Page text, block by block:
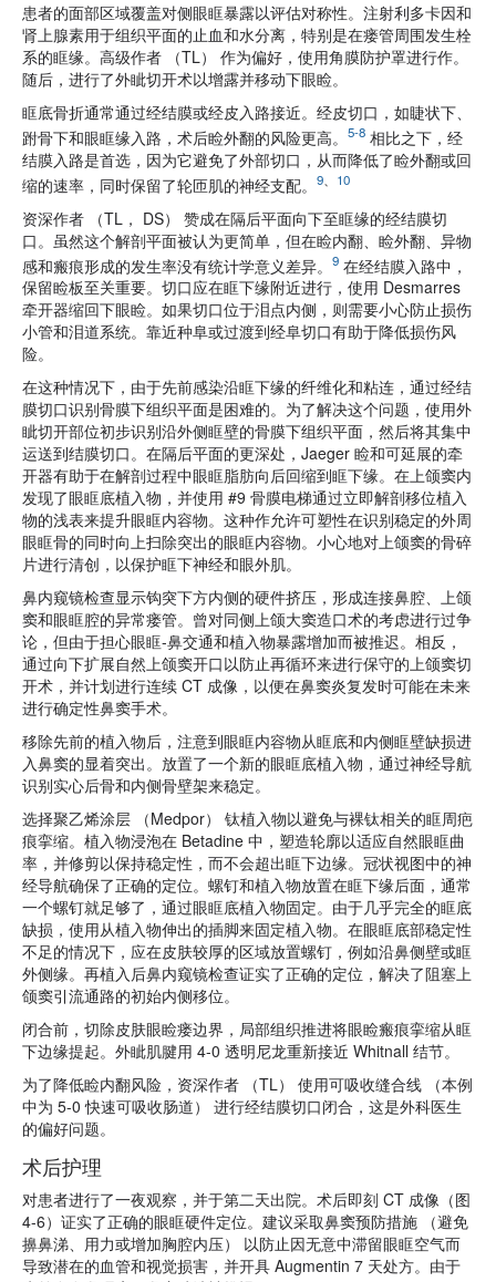
患者的面部区域覆盖对侧眼眶暴露以评估对称性。注射利多卡因和
肾上腺素用于组织平面的止血和水分离，特别是在瘘管周围发生栓
系的眶缘。高级作者 （TL） 作为偏好，使用角膜防护罩进行作。
随后，进行了外眦切开术以增露并移动下眼睑。
眶底骨折通常通过经结膜或经皮入路接近。经皮切口，如睫状下、
跗骨下和眼眶缘入路，术后睑外翻的风险更高。
5-8 相比之下，经
结膜入路是首选，因为它避免了外部切口，从而降低了睑外翻或回
缩的速率，同时保留了轮匝肌的神经支配。
9 10
资深作者 （TL， DS） 赞成在隔后平面向下至眶缘的经结膜切
口。虽然这个解剖平面被认为更简单，但在睑内翻、睑外翻、异物
感和瘢痕形成的发生率没有统计学意义差异。
9 在经结膜入路中，
保留睑板至关重要。切口应在眶下缘附近进行，使用 Desmarres
牵开器缩回下眼睑。如果切口位于泪点内侧，则需要小心防止损伤
小管和泪道系统。靠近种阜或过渡到经阜切口有助于降低损伤风
险。
在这种情况下，由于先前感染沿眶下缘的纤维化和粘连，通过经结
膜切口识别骨膜下组织平面是困难的。为了解决这个问题，使用外
眦切开部位初步识别沿外侧眶壁的骨膜下组织平面，然后将其集中
运送到结膜切口。在隔后平面的更深处，Jaeger 睑和可延展的牵
开器有助于在解剖过程中眼眶脂肪向后回缩到眶下缘。在上颌窦内
发现了眼眶底植入物，并使用 #9 骨膜电梯通过立即解剖移位植入
物的浅表来提升眼眶内容物。这种作允许可塑性在识别稳定的外周
眼眶骨的同时向上扫除突出的眼眶内容物。小心地对上颌窦的骨碎
片进行清创，以保护眶下神经和眼外肌。
鼻内窥镜检查显示钩突下方内侧的硬件挤压，形成连接鼻腔、上颌
窦和眼眶腔的异常瘘管。曾对同侧上颌大窦造口术的考虑进行过争
论，但由于担心眼眶-鼻交通和植入物暴露增加而被推迟。相反，
通过向下扩展自然上颌窦开口以防止再循环来进行保守的上颌窦切
开术，并计划进行连续 CT 成像，以便在鼻窦炎复发时可能在未来
进行确定性鼻窦手术。
移除先前的植入物后，注意到眼眶内容物从眶底和内侧眶壁缺损进
入鼻窦的显着突出。放置了一个新的眼眶底植入物，通过神经导航
识别实心后骨和内侧骨壁架来稳定。
选择聚乙烯涂层 （Medpor） 钛植入物以避免与裸钛相关的眶周疤
痕挛缩。植入物浸泡在 Betadine 中，塑造轮廓以适应自然眼眶曲
率，并修剪以保持稳定性，而不会超出眶下边缘。冠状视图中的神
经导航确保了正确的定位。螺钉和植入物放置在眶下缘后面，通常
一个螺钉就足够了，通过眼眶底植入物固定。由于几乎完全的眶底
缺损，使用从植入物伸出的插脚来固定植入物。在眼眶底部稳定性
不足的情况下，应在皮肤较厚的区域放置螺钉，例如沿鼻侧壁或眶
外侧缘。再植入后鼻内窥镜检查证实了正确的定位，解决了阻塞上
颌窦引流通路的初始内侧移位。
闭合前，切除皮肤眼睑瘘边界，局部组织推进将眼睑瘢痕挛缩从眶
下边缘提起。外眦肌腱用 4-0 透明尼龙重新接近 Whitnall 结节。
为了降低睑内翻风险，资深作者 （TL） 使用可吸收缝合线 （本例
中为 5-0 快速可吸收肠道） 进行经结膜切口闭合，这是外科医生
的偏好问题。
术后护理
对患者进行了一夜观察，并于第二天出院。术后即刻 CT 成像（图
4-6）证实了正确的眼眶硬件定位。建议采取鼻窦预防措施 （避免
擤鼻涕、用力或增加胸腔内压） 以防止因无意中滞留眼眶空气而
导致潜在的血管和视觉损害，并开具 Augmentin 7 天处方。由于